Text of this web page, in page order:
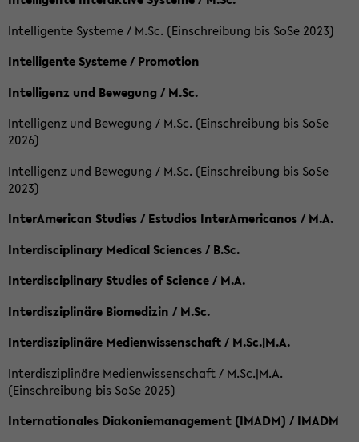
Intelligente Systeme / M.Sc. (Einschreibung bis SoSe 2023)
Intelligente Systeme / Promotion
Intelligenz und Bewegung / M.Sc.
Intelligenz und Bewegung / M.Sc. (Einschreibung bis SoSe
2026)
Intelligenz und Bewegung / M.Sc. (Einschreibung bis SoSe
2023)
InterAmerican Studies / Estudios InterAmericanos / M.A.
Interdisciplinary Medical Sciences / B.Sc.
Interdisciplinary Studies of Science / M.A.
Interdisziplinäre Biomedizin / M.Sc.
Interdisziplinäre Medienwissenschaft / M.Sc.|M.A.
Interdisziplinäre Medienwissenschaft / M.Sc.|M.A.
(Einschreibung bis SoSe 2025)
Internationales Diakoniemanagement (IMADM) / IMADM